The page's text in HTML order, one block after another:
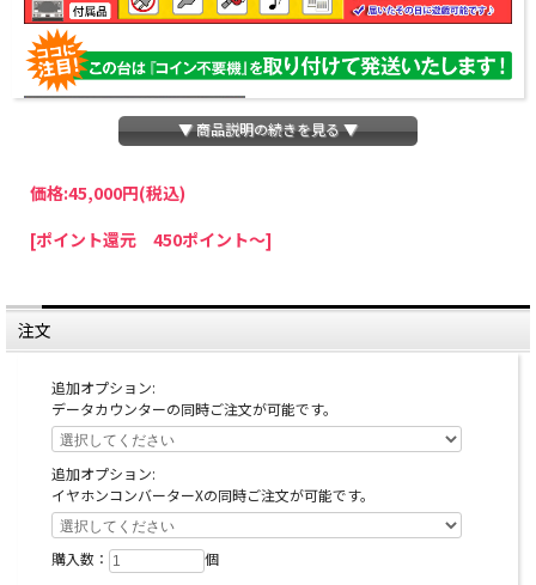
パチスロわっしょいでは、全ての台に「コイン不要機」を無料で取り付けて発送さ
せていただいております。コイン不要機をご利用になられますと、コインが必要な
ていただきましたら、ご注文価格より2000円引きいたします。
※在庫切れの台でも入荷している場合がありますので、電話かメールにてお問い合
わせ下さい。
▼ 商品説明の続きを見る ▼
価格:45,000円(税込)
[ポイント還元 450ポイント～]
注文
追加オプション:
データカウンターの同時ご注文が可能です。
追加オプション:
イヤホンコンバーターXの同時ご注文が可能です。
購入数： 個